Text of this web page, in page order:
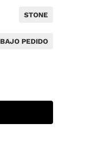
STONE
BAJO PEDIDO